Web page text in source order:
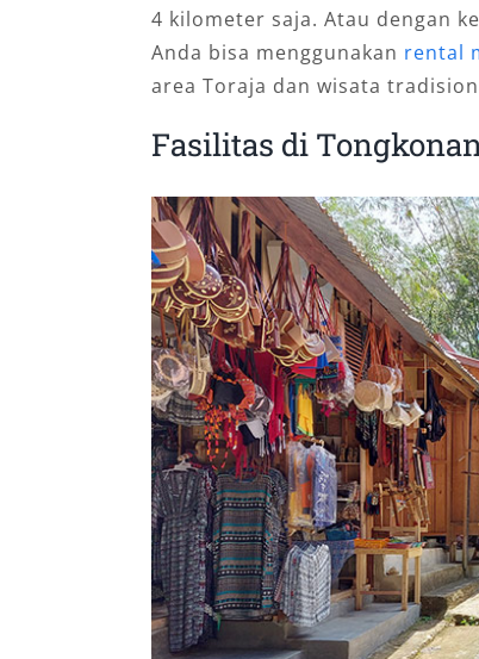
4 kilometer saja. Atau dengan
Anda bisa menggunakan rental
area Toraja dan wisata
Fasilitas di